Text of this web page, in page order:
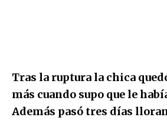
Tras la ruptura la chica
más cuando supo que le
Además pasó tres días